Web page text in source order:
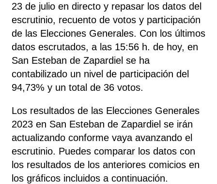
23 de julio en directo y repasar los datos del
escrutinio, recuento de votos y participación
de las Elecciones Generales. Con los últimos
datos escrutados, a las 15:56 h. de hoy, en
San Esteban de Zapardiel se ha
contabilizado un nivel de participación del
94,73% y un total de 36 votos.
Los resultados de las Elecciones Generales
2023 en San Esteban de Zapardiel se irán
actualizando conforme vaya avanzando el
escrutinio. Puedes comparar los datos con
los resultados de los anteriores comicios en
los gráficos incluidos a continuación.